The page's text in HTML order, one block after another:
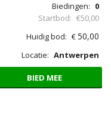
Biedingen: 0
Startbod: €50,00
Huidig bod: €50,00
Locatie: Antwerpen
BIED MEE